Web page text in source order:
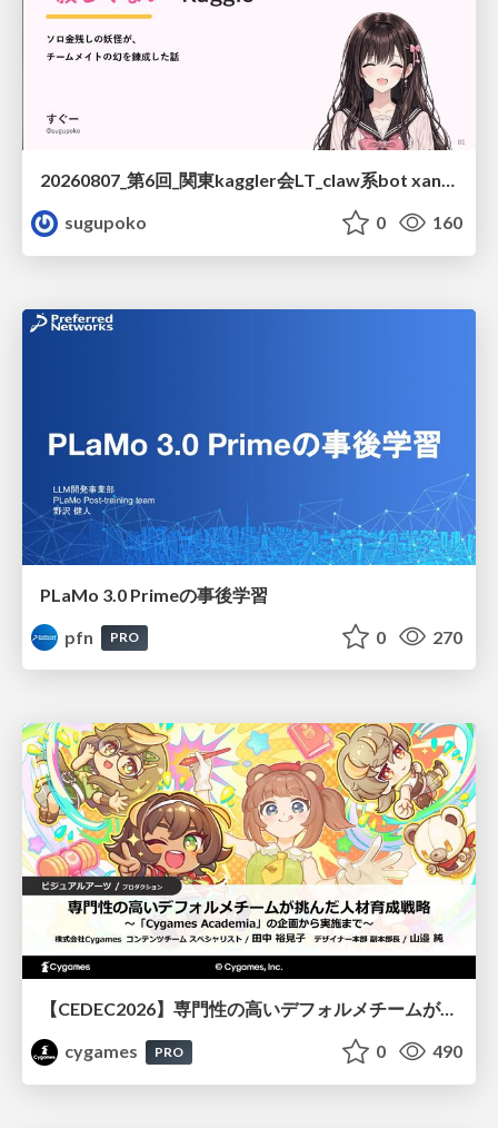
20260807_第6回_関東kaggler会LT_claw系bot xangiと始める、"寂しくない" kaggle
sugupoko
0 160
PLaMo 3.0 Primeの事後学習
pfn
PRO 0 270
【CEDEC2026】専門性の高いデフォルメチームが挑んだ人材育成戦略 〜Cygames Academiaの企画から実施まで〜
cygames
PRO 0 490